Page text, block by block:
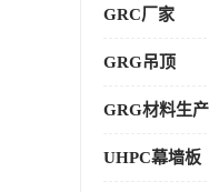
GRC厂家
GRG吊顶
GRG材料生
UHPC幕墙板